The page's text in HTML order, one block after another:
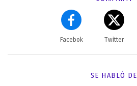
Facebok Twitter
SE HABLÓ DE